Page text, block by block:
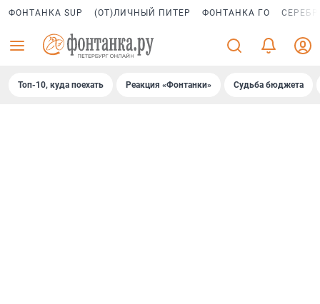
ФОНТАНКА SUP (ОТ)ЛИЧНЫЙ ПИТЕР ФОНТАНКА ГО
Топ-10, куда поехать Реакция «Фонтанки» Судьба бюджета